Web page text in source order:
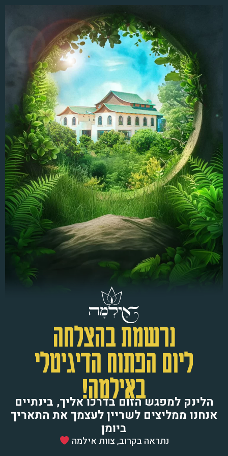
נרשמת בהצלחה
ליום הפתוח הדיגיטלי
באילמה!
הלינק למפגש הזום בדרכו אליך, בינתיים
אנחנו ממליצים לשריין לעצמך את התאריך
ביומן
נתראה בקרוב, צוות אילמה